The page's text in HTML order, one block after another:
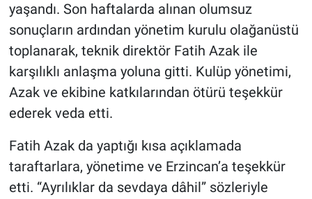
yaşandı. Son haftalarda alınan olumsuz
sonuçların ardından yönetim kurulu olağanüstü
toplanarak, teknik direktör Fatih Azak ile
karşılıklı anlaşma yoluna gitti. Kulüp yönetimi,
Azak ve ekibine katkılarından ötürü teşekkür
ederek veda etti.
Fatih Azak da yaptığı kısa açıklamada
taraftarlara, yönetime ve Erzincan’a teşekkür
etti. “Ayrılıklar da sevdaya dâhil” sözleriyle